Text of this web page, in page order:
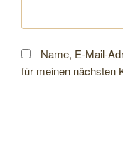
Name, E-Mail-
für meinen nächsten